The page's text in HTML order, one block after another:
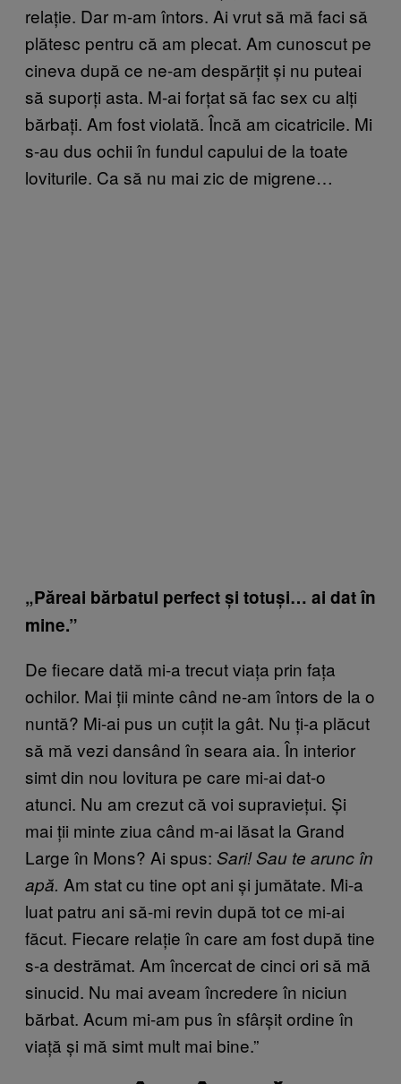
relație. Dar m-am întors. Ai vrut să mă faci să
plătesc pentru că am plecat. Am cunoscut pe
cineva după ce ne-am despărțit și nu puteai
să suporți asta. M-ai forțat să fac sex cu alți
bărbați. Am fost violată. Încă am cicatricile. Mi
s-au dus ochii în fundul capului de la toate
loviturile. Ca să nu mai zic de migrene…
„Păreai bărbatul perfect și totuși… ai dat în
mine.”
De fiecare dată mi-a trecut viața prin fața
ochilor. Mai ții minte când ne-am întors de la o
nuntă? Mi-ai pus un cuțit la gât. Nu ți-a plăcut
să mă vezi dansând în seara aia. În interior
simt din nou lovitura pe care mi-ai dat-o
atunci. Nu am crezut că voi supraviețui. Și
mai ții minte ziua când m-ai lăsat la Grand
Large în Mons? Ai spus: Sari! Sau te arunc în
apă. Am stat cu tine opt ani și jumătate. Mi-a
luat patru ani să-mi revin după tot ce mi-ai
făcut. Fiecare relație în care am fost după tine
s-a destrămat. Am încercat de cinci ori să mă
sinucid. Nu mai aveam încredere în niciun
bărbat. Acum mi-am pus în sfârșit ordine în
viață și mă simt mult mai bine.”